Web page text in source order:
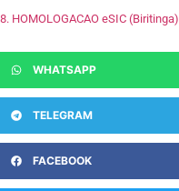
8. HOMOLOGACAO eSIC (Biritinga)
WHATSAPP
TELEGRAM
FACEBOOK